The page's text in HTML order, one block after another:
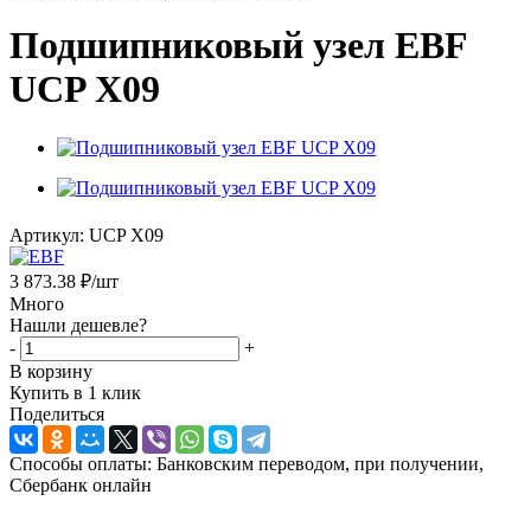
Подшипниковый узел EBF
UCP X09
Артикул: UCP X09
3 873.38 ₽/шт
Много
Нашли дешевле?
-
+
В корзину
Купить в 1 клик
Поделиться
Способы оплаты: Банковским переводом, при получении,
Сбербанк онлайн